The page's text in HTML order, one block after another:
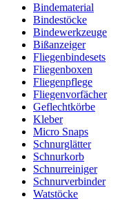
Bindematerial
Bindestöcke
Bindewerkzeuge
Bißanzeiger
Fliegenbindesets
Fliegenboxen
Fliegenpflege
Fliegenvorfächer
Geflechtkörbe
Kleber
Micro Snaps
Schnurglätter
Schnurkorb
Schnurreiniger
Schnurverbinder
Watstöcke